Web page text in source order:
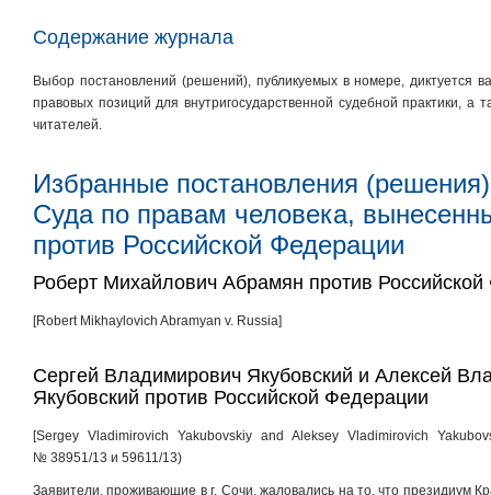
Содержание журнала
Выбор постановлений (решений), публикуемых в номере, диктуется
правовых позиций для внутригосударственной судебной практики, а
читателей.
Избранные постановления
Суда по правам человека,
против Российской Федерации
Роберт Михайлович Абрамян против
[Robert Mikhaylovich Abramyan v. Russia]
Сергей Владимирович Якубовский и Алексей
Якубовский против Российской Федерации
[Sergey Vladimirovich Yakubovskiy and Aleksey Vladimirovich
№ 38951/13 и 59611/13)
Заявители, проживающие в г. Сочи, жаловались на то, что президиум